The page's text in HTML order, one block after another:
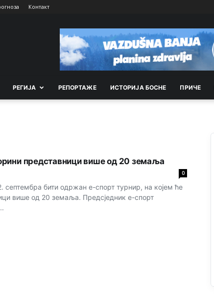
Контакт
РEГИЈА РEПОРТАЖE ИСТОРИЈА БОСНЕ ПРИЧЕ
представници више од 20 земаља
0
септембра бити одржан е-спорт турнир, на којем ће
више од 20 земаља. Предсједник е-спорт